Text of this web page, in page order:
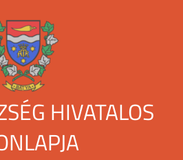
HIVATALOS